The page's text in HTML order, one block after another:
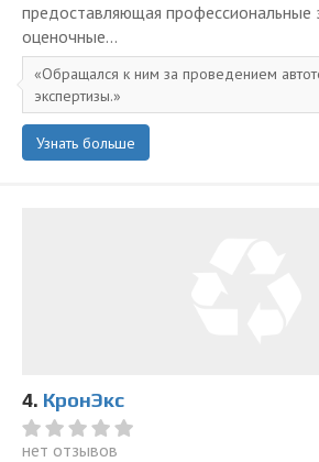
предоставляющая профессиональные
оценочные...
Обращался к ним за проведением
экспертизы.
Узнать больше
4. КронЭкс
нет отзывов